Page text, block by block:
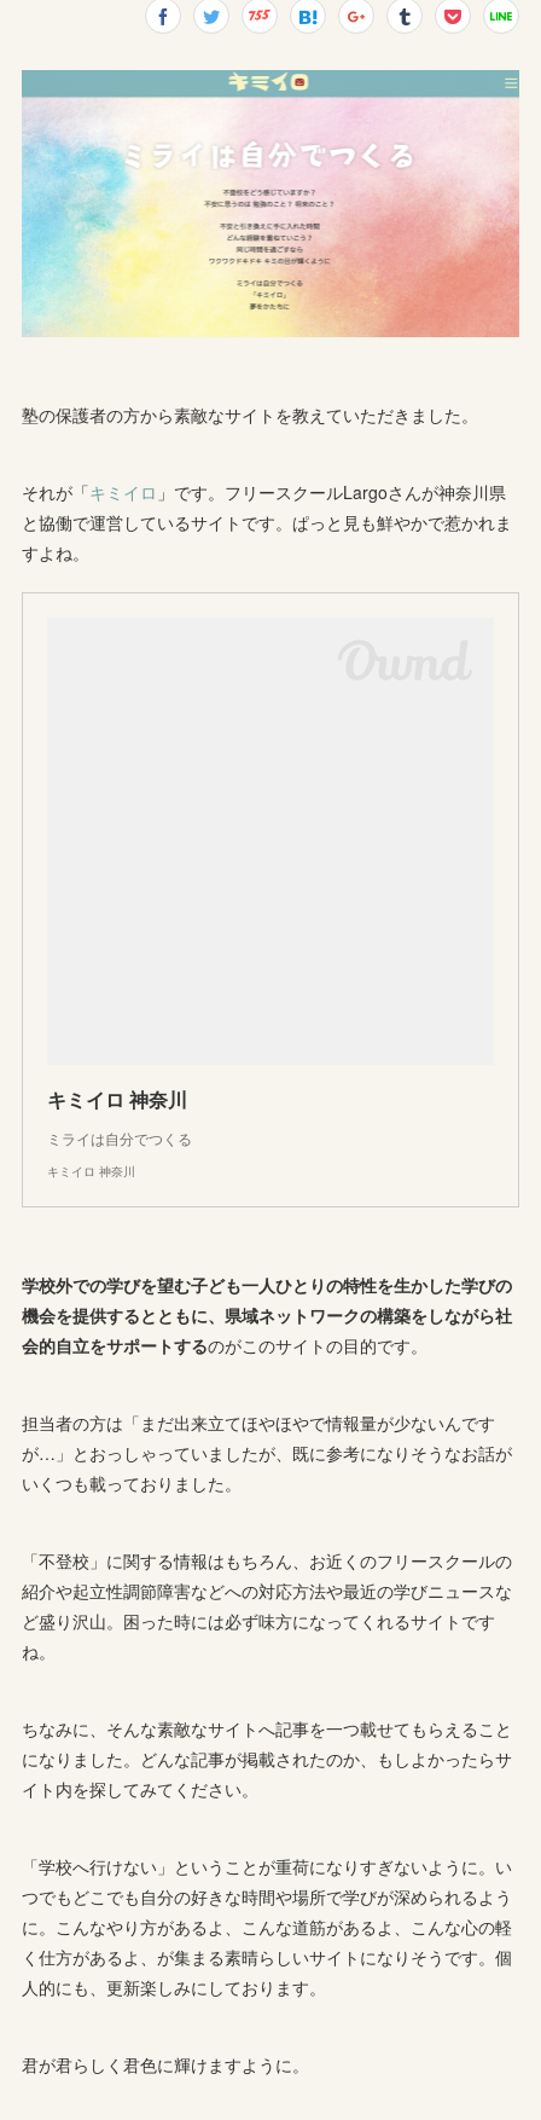
塾の保護者の方から素敵なサイトを教えていただきました。
それが「キミイロ 」です。フリースクールLargoさんが神奈川県
と協働で運営しているサイトです。ぱっと見も鮮やかで惹かれま
すよね。
キミイロ 神奈川
ミライは自分でつくる
キミイロ 神奈川
学校外での学びを望む子ども一人ひとりの特性を生かした学びの
機会を提供するとともに、県域ネットワークの構築をしながら社
会的自立をサポートするのがこのサイトの目的です。
担当者の方は「まだ出来立てほやほやで情報量が少ないんです
が…」とおっしゃっていましたが、既に参考になりそうなお話が
いくつも載っておりました。
「不登校」に関する情報はもちろん、お近くのフリースクールの
紹介や起立性調節障害などへの対応方法や最近の学びニュースな
ど盛り沢山。困った時には必ず味方になってくれるサイトです
ね。
ちなみに、そんな素敵なサイトへ記事を一つ載せてもらえること
になりました。どんな記事が掲載されたのか、もしよかったらサ
イト内を探してみてください。
「学校へ行けない」ということが重荷になりすぎないように。い
つでもどこでも自分の好きな時間や場所で学びが深められるよう
に。こんなやり方があるよ、こんな道筋があるよ、こんな心の軽
く仕方があるよ、が集まる素晴らしいサイトになりそうです。個
人的にも、更新楽しみにしております。
君が君らしく君色に輝けますように。